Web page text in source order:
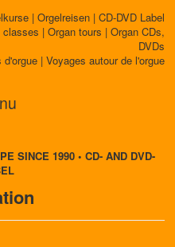
| Orgelreisen | CD-DVD Label
classes | Organ tours | Organ CDs,
DVDs
d'orgue | Voyages autour de l'orgue
SINCE 1990 • CD- AND DVD-